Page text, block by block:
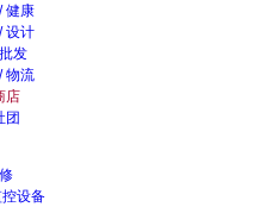
健康
设计
发
物流
店
团
设备